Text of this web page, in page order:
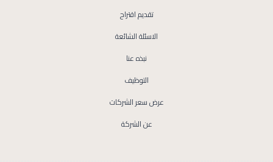
تقديم اقتراح
الاسئلة الشائعة
نبذه عنا
التوظيف
عرض سعر الشركات
عن الشركة